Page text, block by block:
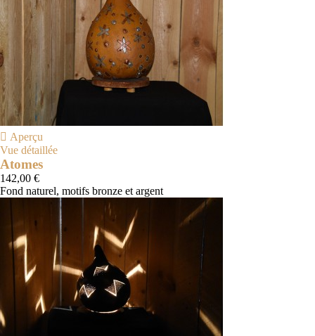
 Aperçu
Vue détaillée
Atomes
142,00 €
Fond naturel, motifs bronze et argent